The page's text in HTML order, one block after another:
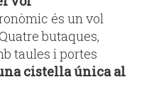
és un vol
butaques,
taules i portes
cistella única al